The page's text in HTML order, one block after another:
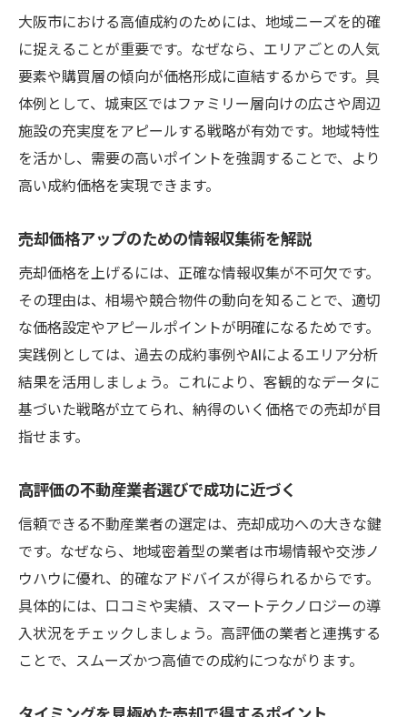
大阪市における高値成約のためには、地域ニーズを的確
に捉えることが重要です。なぜなら、エリアごとの人気
要素や購買層の傾向が価格形成に直結するからです。具
体例として、城東区ではファミリー層向けの広さや周辺
施設の充実度をアピールする戦略が有効です。地域特性
を活かし、需要の高いポイントを強調することで、より
高い成約価格を実現できます。
売却価格アップのための情報収集術を解説
売却価格を上げるには、正確な情報収集が不可欠です。
その理由は、相場や競合物件の動向を知ることで、適切
な価格設定やアピールポイントが明確になるためです。
実践例としては、過去の成約事例やAIによるエリア分析
結果を活用しましょう。これにより、客観的なデータに
基づいた戦略が立てられ、納得のいく価格での売却が目
指せます。
高評価の不動産業者選びで成功に近づく
信頼できる不動産業者の選定は、売却成功への大きな鍵
です。なぜなら、地域密着型の業者は市場情報や交渉ノ
ウハウに優れ、的確なアドバイスが得られるからです。
具体的には、口コミや実績、スマートテクノロジーの導
入状況をチェックしましょう。高評価の業者と連携する
ことで、スムーズかつ高値での成約につながります。
タイミングを見極めた売却で得するポイント